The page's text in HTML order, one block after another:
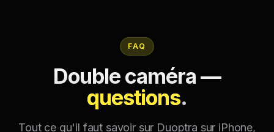
FAQ
Double caméra —
questions.
Tout ce qu'il faut savoir sur Duoptra sur iPhone,